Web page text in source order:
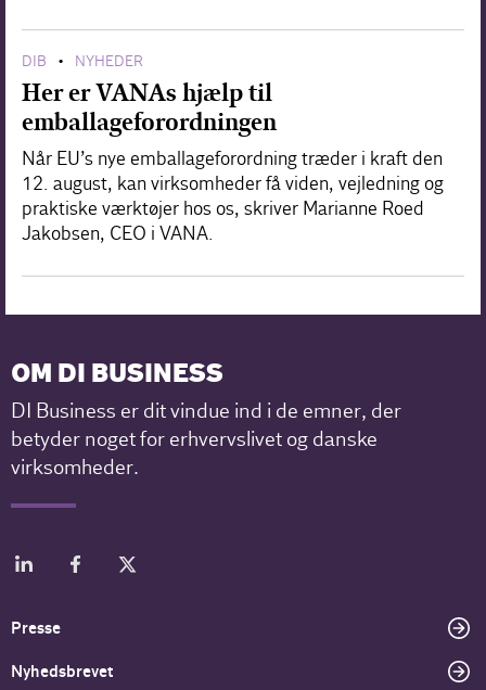
DIB • NYHEDER
Her er VANAs hjælp til
emballageforordningen
Når EU’s nye emballageforordning træder i kraft den
12. august, kan virksomheder få viden, vejledning og
praktiske værktøjer hos os, skriver Marianne Roed
Jakobsen, CEO i VANA.
OM DI BUSINESS
DI Business er dit vindue ind i de emner, der
betyder noget for erhvervslivet og danske
virksomheder.
Presse
Nyhedsbrevet